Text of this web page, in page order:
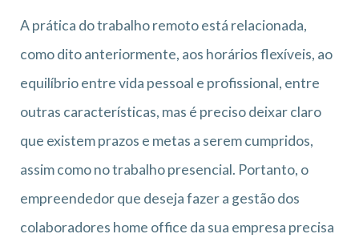
A prática do trabalho remoto está relacionada,
como dito anteriormente, aos horários flexíveis, ao
equilíbrio entre vida pessoal e profissional, entre
outras características, mas é preciso deixar claro
que existem prazos e metas a serem cumpridos,
assim como no trabalho presencial. Portanto, o
empreendedor que deseja fazer a gestão dos
colaboradores home office da sua empresa precisa